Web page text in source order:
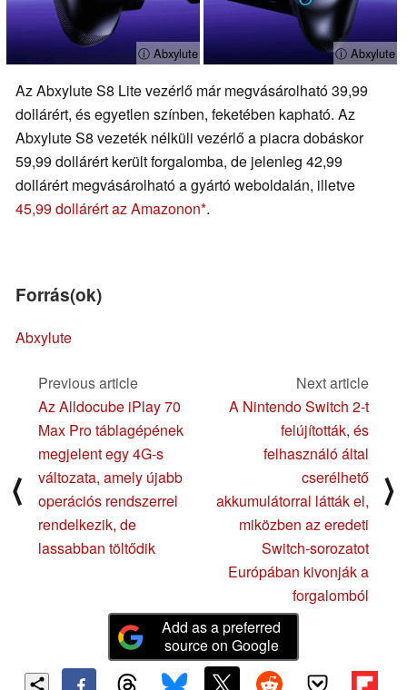
ⓘ Abxylute ⓘ Abxylute
Az Abxylute S8 Lite vezérlő már megvásárolható 39,99
dollárért, és egyetlen színben, feketében kapható. Az
Abxylute S8 vezeték nélküli vezérlő a piacra dobáskor
59,99 dollárért került forgalomba, de jelenleg 42,99
dollárért megvásárolható a gyártó weboldalán, illetve
45,99 dollárért az Amazonon .
Forrás(ok)
Abxylute
⟨
Previous article
Az Alldocube iPlay 70
Max Pro táblagépének
megjelent egy 4G-s
változata, amely újabb
operációs rendszerrel
rendelkezik, de
lassabban töltődik
Next article
A Nintendo Switch 2-t
felújították, és
felhasználó által
cserélhető
akkumulátorral látták el,
miközben az eredeti
Switch-sorozatot
Európában kivonják a
forgalomból
⟩
Add as a preferred
source on Google